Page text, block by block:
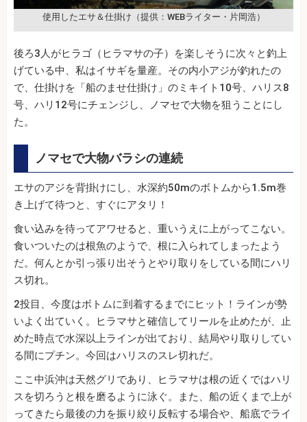
使用したエサ＆仕掛け（提供：WEBライター・片岡浩）
後ろ3人がヒラゴ（ヒラマサの子）を楽しそうに次々と釣上
げている中、私はイサギを量産。その内小アジが釣れたの
で、仕掛けを「船のませ仕掛け」のミキイト10号、ハリス8
号、ハリ12号にチェンジし、ノマセで大物を狙うことにし
た。
ノマセで大物バラシの連続
エサのアジを背掛けにし、水深約50mのボトムから1.5m巻
き上げて待つと、すぐにアタリ！
食い込みを待ってアワせると、重いうえに上がってこない。
食いついたのは根魚のようで、根に入られてしまったよう
だ。何んとか引っ張り出そうとやり取りをしている間にハリ
ス切れ。
2投目、今度はボトムに到着するまでにヒット！ラインが勢
いよく出ていく。ヒラマサと確信してリールを止めたが、止
めた時点で水深以上ラインが出ており、結局やり取りしてい
る間にプチン。今回はハリスのスレ切れだ。
ここ中浜沖は天然グリであり、ヒラマサは根の近くではハリ
スを切ろうと根を磨るように泳ぐ。また、船の近くまで上が
ってきたら最後の力を振り絞り反転する場合や、船底でライ